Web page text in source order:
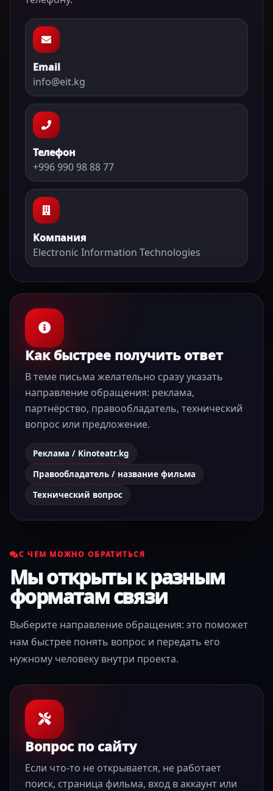
Email
info@eit.kg
Телефон
+996 990 98 88 77
Компания
Electronic Information Technologies
Как быстрее получить ответ
В теме письма желательно сразу указать
направление обращения: реклама,
партнёрство, правообладатель, технический
вопрос или предложение.
Реклама / Kinoteatr.kg
Правообладатель / название фильма
Технический вопрос
С ЧЕМ МОЖНО ОБРАТИТЬСЯ
Мы открыты к разным
форматам связи
Выберите направление обращения: это поможет
нам быстрее понять вопрос и передать его
нужному человеку внутри проекта.
Вопрос по сайту
Если что-то не открывается, не работает
поиск, страница фильма, вход в аккаунт или